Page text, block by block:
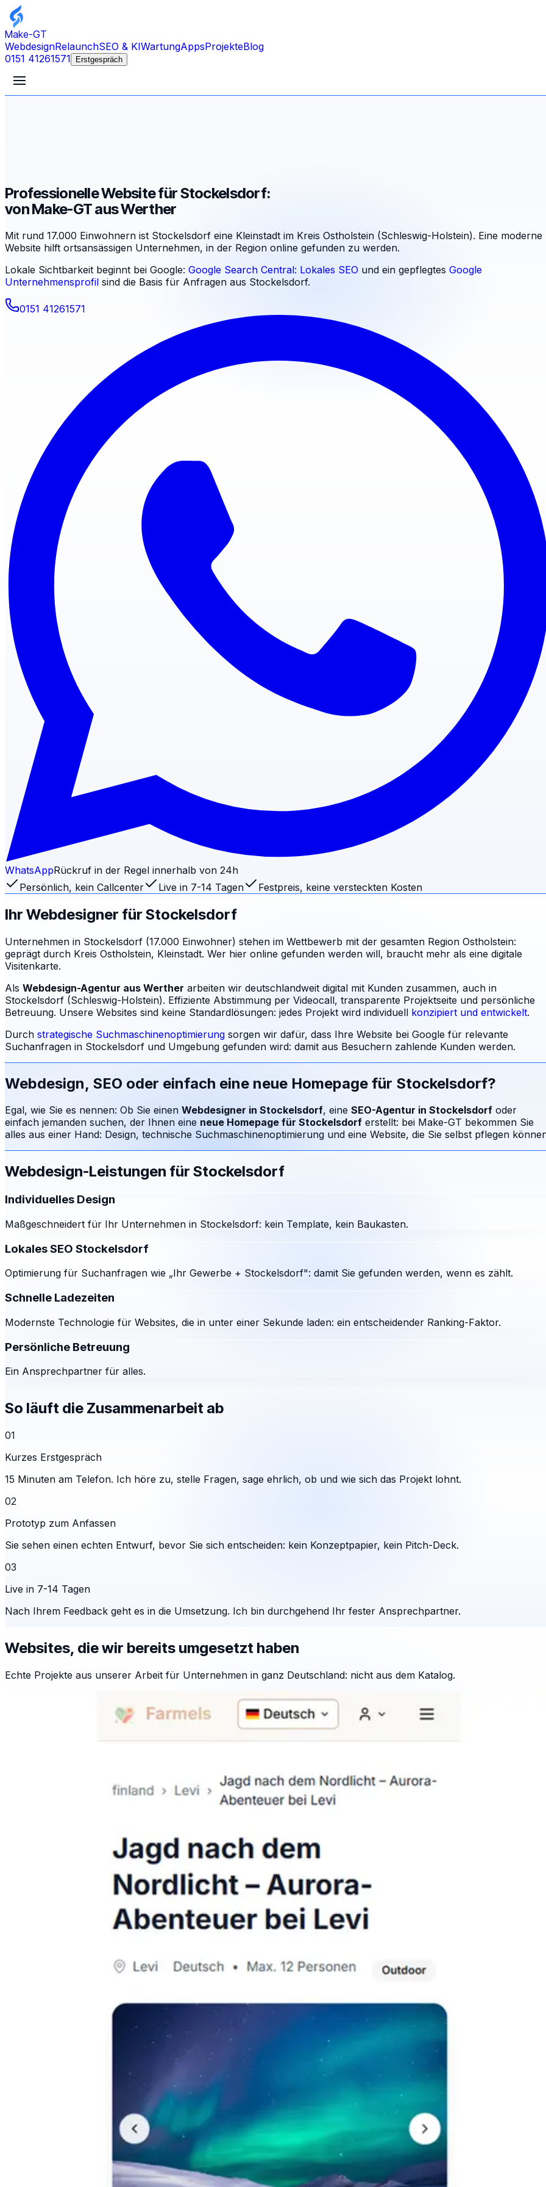
Make-GT
WebdesignRelaunchSEO & KIWartungAppsProjekteBlog
0151 41261571
Erstgespräch
Professionelle Website für Stockelsdorf:
von Make-GT aus Werther
Mit rund 17.000 Einwohnern ist Stockelsdorf eine Kleinstadt im Kreis Ostholstein (Schleswig-Holstein). Eine moderne
Website hilft ortsansässigen Unternehmen, in der Region online gefunden zu werden.
Lokale Sichtbarkeit beginnt bei Google: Google Search Central: Lokales SEO und ein gepflegtes Google
Unternehmensprofil sind die Basis für Anfragen aus Stockelsdorf.
0151 41261571
WhatsAppRückruf in der Regel innerhalb von 24h
Persönlich, kein Callcenter
Live in 7-14 Tagen Festpreis, keine versteckten Kosten
Ihr Webdesigner für Stockelsdorf
Unternehmen in Stockelsdorf (17.000 Einwohner) stehen im Wettbewerb mit der gesamten Region Ostholstein:
geprägt durch Kreis Ostholstein, Kleinstadt. Wer hier online gefunden werden will, braucht mehr als eine digitale
Visitenkarte.
Als Webdesign-Agentur aus Werther arbeiten wir deutschlandweit digital mit Kunden zusammen, auch in
Stockelsdorf (Schleswig-Holstein). Effiziente Abstimmung per Videocall, transparente Projektseite und persönliche
Betreuung. Unsere Websites sind keine Standardlösungen: jedes Projekt wird individuell konzipiert und entwickelt.
Durch strategische Suchmaschinenoptimierung sorgen wir dafür, dass Ihre Website bei Google für relevante
Suchanfragen in Stockelsdorf und Umgebung gefunden wird: damit aus Besuchern zahlende Kunden werden.
Webdesign, SEO oder einfach eine neue Homepage für Stockelsdorf?
Egal, wie Sie es nennen: Ob Sie einen Webdesigner in Stockelsdorf, eine SEO-Agentur in Stockelsdorf oder
einfach jemanden suchen, der Ihnen eine neue Homepage für Stockelsdorf erstellt: bei Make-GT bekommen Sie
alles aus einer Hand: Design, technische Suchmaschinenoptimierung und eine Website, die Sie selbst pflegen
Webdesign-Leistungen für Stockelsdorf
Individuelles Design
Maßgeschneidert für Ihr Unternehmen in Stockelsdorf: kein Template, kein Baukasten.
Lokales SEO Stockelsdorf
Optimierung für Suchanfragen wie „Ihr Gewerbe + Stockelsdorf": damit Sie gefunden werden, wenn es zählt.
Schnelle Ladezeiten
Modernste Technologie für Websites, die in unter einer Sekunde laden: ein entscheidender Ranking-Faktor.
Persönliche Betreuung
Ein Ansprechpartner für alles.
So läuft die Zusammenarbeit ab
01
Kurzes Erstgespräch
15 Minuten am Telefon. Ich höre zu, stelle Fragen, sage ehrlich, ob und wie sich das Projekt lohnt.
02
Prototyp zum Anfassen
Sie sehen einen echten Entwurf, bevor Sie sich entscheiden: kein Konzeptpapier, kein Pitch-Deck.
03
Live in 7-14 Tagen
Nach Ihrem Feedback geht es in die Umsetzung. Ich bin durchgehend Ihr fester Ansprechpartner.
Websites, die wir bereits umgesetzt haben
Echte Projekte aus unserer Arbeit für Unternehmen in ganz Deutschland: nicht aus dem Katalog.